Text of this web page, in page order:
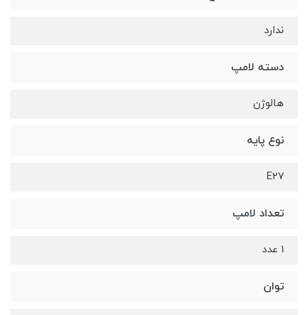
ندارد
دسته لامپ
هالوژن
نوع پایه
E27
تعداد لامپ
1 عدد
توان